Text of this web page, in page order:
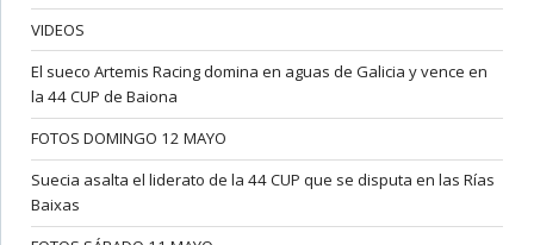
VIDEOS
El sueco Artemis Racing domina en aguas de Galicia y vence en
la 44 CUP de Baiona
FOTOS DOMINGO 12 MAYO
Suecia asalta el liderato de la 44 CUP que se disputa en las Rías
Baixas